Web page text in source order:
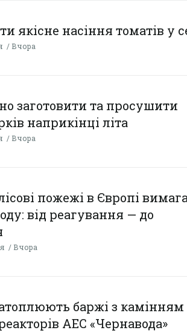
якісне насіння томатів у
Вчора
заготовити та просушити
наприкінці літа
Вчора
пожежі в Європі
від реагування — до
Вчора
баржі з
АЕС «Чернавода»